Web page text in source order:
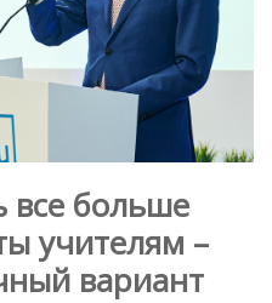
все больше
учителям –
вариант